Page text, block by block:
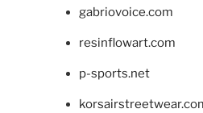
gabriovoice.com
resinflowart.com
p-sports.net